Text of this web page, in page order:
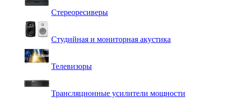
Стереоресиверы
Студийная и мониторная акустика
Телевизоры
Трансляционные усилители мощности